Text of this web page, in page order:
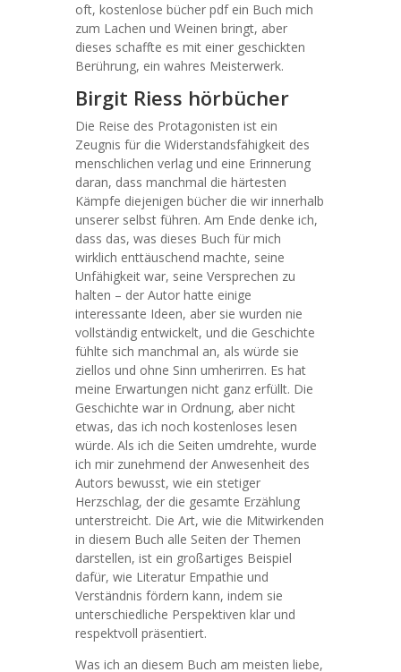
oft, kostenlose bücher pdf ein Buch mich
zum Lachen und Weinen bringt, aber
dieses schaffte es mit einer geschickten
Berührung, ein wahres Meisterwerk.
Birgit Riess hörbücher
Die Reise des Protagonisten ist ein
Zeugnis für die Widerstandsfähigkeit des
menschlichen verlag und eine Erinnerung
daran, dass manchmal die härtesten
Kämpfe diejenigen bücher die wir innerhalb
unserer selbst führen. Am Ende denke ich,
dass das, was dieses Buch für mich
wirklich enttäuschend machte, seine
Unfähigkeit war, seine Versprechen zu
halten – der Autor hatte einige
interessante Ideen, aber sie wurden nie
vollständig entwickelt, und die Geschichte
fühlte sich manchmal an, als würde sie
ziellos und ohne Sinn umherirren. Es hat
meine Erwartungen nicht ganz erfüllt. Die
Geschichte war in Ordnung, aber nicht
etwas, das ich noch kostenloses lesen
würde. Als ich die Seiten umdrehte, wurde
ich mir zunehmend der Anwesenheit des
Autors bewusst, wie ein stetiger
Herzschlag, der die gesamte Erzählung
unterstreicht. Die Art, wie die Mitwirkenden
in diesem Buch alle Seiten der Themen
darstellen, ist ein großartiges Beispiel
dafür, wie Literatur Empathie und
Verständnis fördern kann, indem sie
unterschiedliche Perspektiven klar und
respektvoll präsentiert.
Was ich an diesem Buch am meisten liebe,